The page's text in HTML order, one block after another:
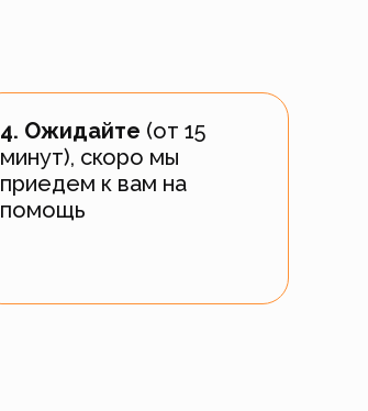
4. Ожидайте (от 15
минут), скоро мы
приедем к вам на
помощь